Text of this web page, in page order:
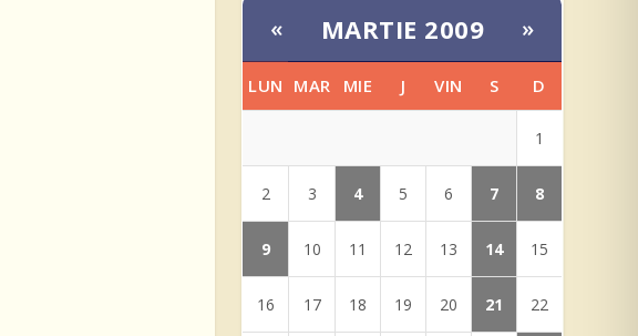
« MARTIE 2009 »
LUN MAR MIE J VIN S D
1
2 3 4 5 6 7 8
9 10 11 12 13 14 15
16 17 18 19 20 21 22